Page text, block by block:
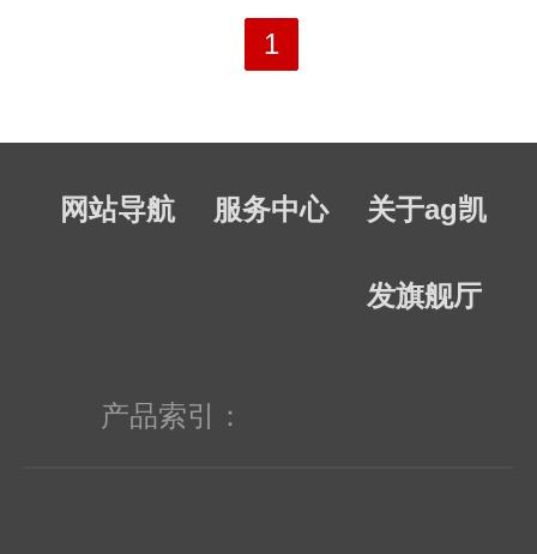
pmc、national 、hitachi、avago、
vti、mitsubish、fuji...等世界知名品牌
集成电路（ic）。
1
网站导航 服务中心 关于ag凯
发旗舰厅
产品索引：